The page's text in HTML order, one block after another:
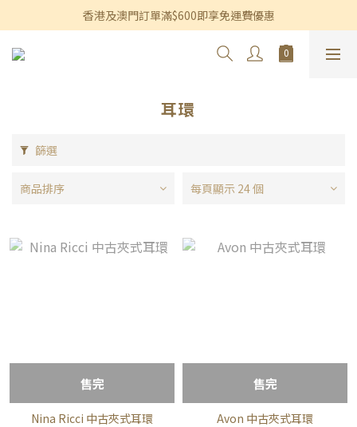
香港及澳門訂單滿$600即享免運費優惠
香港及澳門訂單滿$600即享免運費優惠
3個月內買滿$1,200可享永久九折優惠
耳環
篩選
商品排序 每頁顯示 24 個
售完
Nina Ricci 中古夾式耳環
售完
Avon 中古夾式耳環